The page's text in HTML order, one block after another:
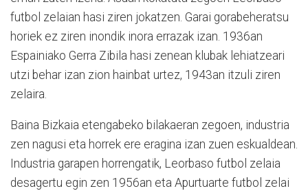
futbol zelaian hasi ziren jokatzen. Garai gorabeheratsu
horiek ez ziren inondik inora errazak izan. 1936an
Espainiako Gerra Zibila hasi zenean klubak lehiatzeari
utzi behar izan zion hainbat urtez, 1943an itzuli ziren
zelaira.
Baina Bizkaia etengabeko bilakaeran zegoen, industria
zen nagusi eta horrek ere eragina izan zuen eskualdean.
Industria garapen horrengatik, Leorbaso futbol zelaia
desagertu egin zen 1956an eta Apurtuarte futbol zelai